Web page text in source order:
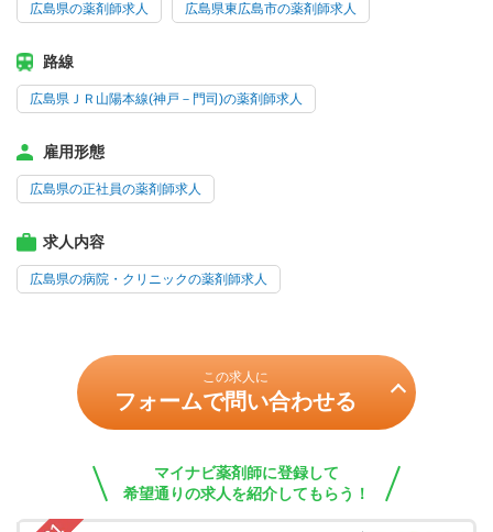
広島県の薬剤師求人 広島県東広島市の薬剤師求人
路線
広島県ＪＲ山陽本線(神戸－門司)の薬剤師求人
雇用形態
広島県の正社員の薬剤師求人
求人内容
広島県の病院・クリニックの薬剤師求人
この求人に
フォームで問い合わせる
マイナビ薬剤師に登録して
希望通りの求人を紹介してもらう！